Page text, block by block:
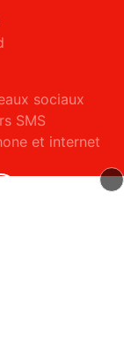
sociaux
SMS
et internet